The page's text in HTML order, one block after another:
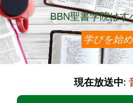
BBN聖書学院は
BBN聖書学院は
学びを始
現在放送中: